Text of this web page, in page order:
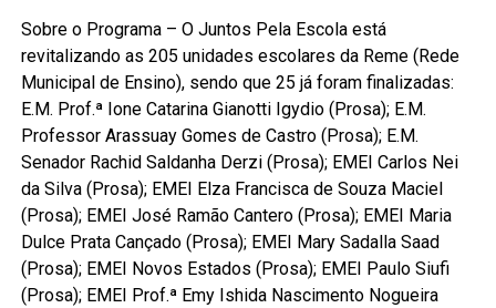
Sobre o Programa – O Juntos Pela Escola está
revitalizando as 205 unidades escolares da Reme (Rede
Municipal de Ensino), sendo que 25 já foram finalizadas:
E.M. Prof.ª Ione Catarina Gianotti Igydio (Prosa); E.M.
Professor Arassuay Gomes de Castro (Prosa); E.M.
Senador Rachid Saldanha Derzi (Prosa); EMEI Carlos Nei
da Silva (Prosa); EMEI Elza Francisca de Souza Maciel
(Prosa); EMEI José Ramão Cantero (Prosa); EMEI Maria
Dulce Prata Cançado (Prosa); EMEI Mary Sadalla Saad
(Prosa); EMEI Novos Estados (Prosa); EMEI Paulo Siufi
(Prosa); EMEI Prof.ª Emy Ishida Nascimento Nogueira